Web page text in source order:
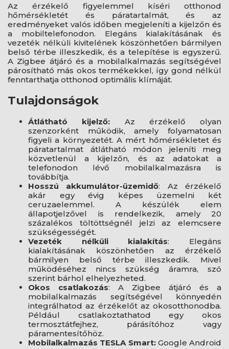
Az érzékelő figyelemmel kíséri otthonod
hőmérsékletét és páratartalmát, és az
eredményeket valós időben megjeleníti a kijelzőn és
a mobiltelefonodon. Elegáns kialakításának és
vezeték nélküli kivitelének köszönhetően bármilyen
belső térbe illeszkedik, és a telepítése is egyszerű.
A Zigbee átjáró és a mobilalkalmazás segítségével
párosítható más okos termékekkel, így gond nélkül
fenntarthatja otthonod optimális klímáját.
Tulajdonságok
Átlátható kijelző: Az érzékelő olyan
szenzorként működik, amely folyamatosan
figyeli a környezetét. A mért hőmérsékletet és
páratartalmat átlátható módon jeleníti meg
közvetlenül a kijelzőn, és az adatokat a
telefonodon lévő mobilalkalmazásra is
továbbítja.
Hosszú akkumulátor-üzemidő: Az érzékelő
akár egy évig képes üzemelni két
ceruzaelemmel. A készülék elem
állapotjelzővel is rendelkezik, amely 20
százalékos töltöttségnél jelzi az elemcsere
szükségességét.
Vezeték nélküli kialakítás: Elegáns
kialakításának köszönhetően az érzékelő
bármilyen belső térbe illeszkedik. Mivel
működéséhez nincs szükség áramra, szó
szerint bárhol elhelyezheted.
Okos csatlakozás: A Zigbee átjáró és a
mobilalkalmazás segítségével könnyedén
integrálhatod az érzékelőt az okosotthonodba.
Például csatlakoztathatod egy okos
termosztátfejhez, párásítóhoz vagy
páramentesítőhöz.
Mobilalkalmazás TESLA Smart:Google Android